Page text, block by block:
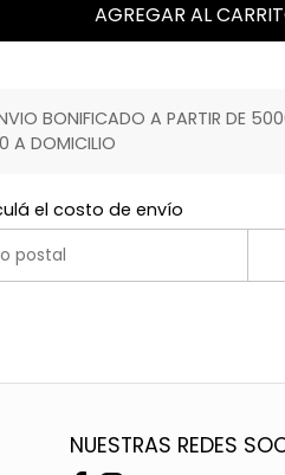
AGREGAR AL
BONIFICADO A PARTIR DE
A DOMICILIO
el costo de envío
NUESTRAS REDES